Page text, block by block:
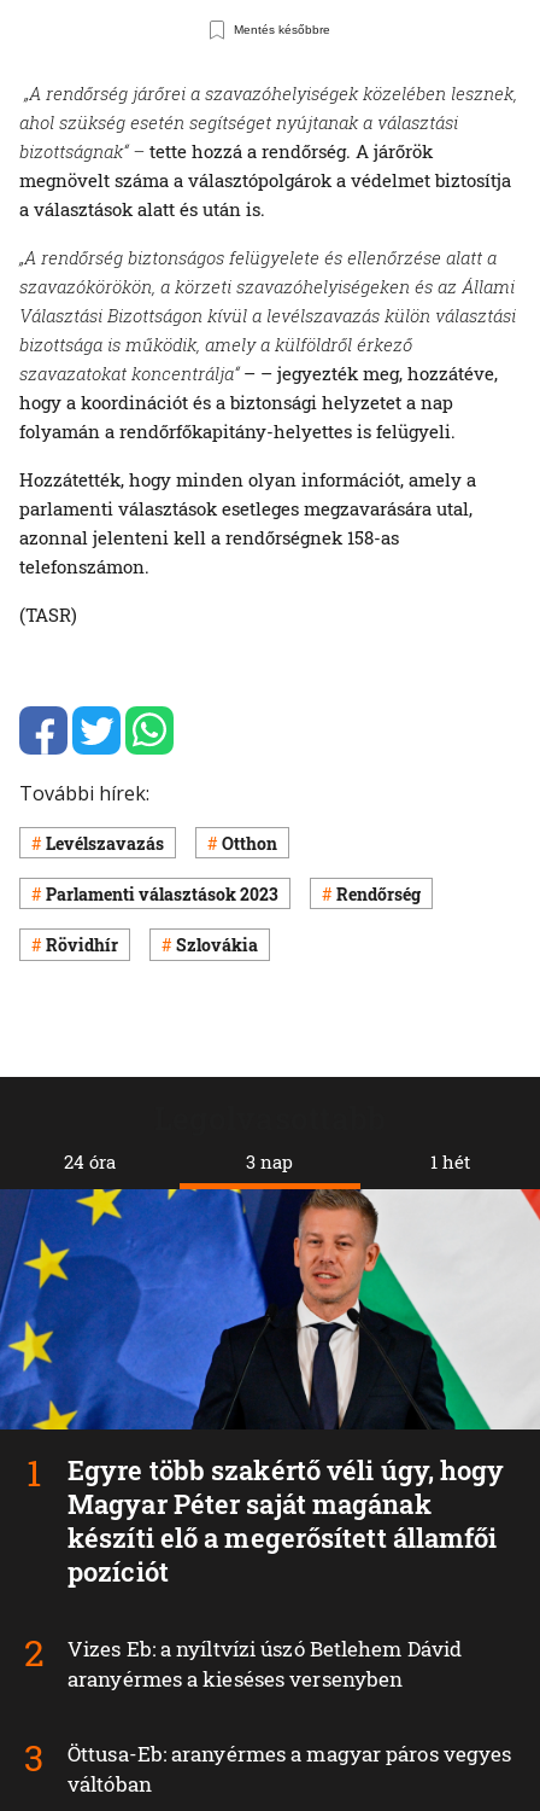
Mentés későbbre
„A rendőrség járőrei a szavazóhelyiségek közelében lesznek,
ahol szükség esetén segítséget nyújtanak a választási
bizottságnak“ – tette hozzá a rendőrség. A járőrök
megnövelt száma a választópolgárok a védelmet biztosítja
a választások alatt és után is.
„A rendőrség biztonságos felügyelete és ellenőrzése alatt a
szavazókörökön, a körzeti szavazóhelyiségeken és az Állami
Választási Bizottságon kívül a levélszavazás külön választási
bizottsága is működik, amely a külföldről érkező
szavazatokat koncentrálja“– – jegyezték meg, hozzátéve,
hogy a koordinációt és a biztonsági helyzetet a nap
folyamán a rendőrfőkapitány-helyettes is felügyeli.
Hozzátették, hogy minden olyan információt, amely a
parlamenti választások esetleges megzavarására utal,
azonnal jelenteni kell a rendőrségnek 158-as
telefonszámon.
(TASR)
További hírek:
Levélszavazás Otthon
Parlamenti választások 2023 Rendőrség
Rövidhír Szlovákia
24 óra 3 nap
Egyre több szakértő véli úgy, hogy
Magyar Péter saját magának
készíti elő a megerősített államfői
pozíciót
Vizes Eb: a nyíltvízi úszó Betlehem Dávid
aranyérmes a kieséses versenyben
Öttusa-Eb: aranyérmes a magyar páros vegyes
váltóban
1 hét